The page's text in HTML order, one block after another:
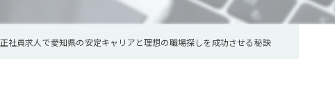
正社員求人で愛知県の安定キャリアと理想の職場探しを成功させる秘訣